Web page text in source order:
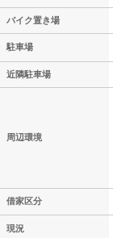
バイク置き場
駐車場
近隣駐車場
周辺環境
借家区分
現況